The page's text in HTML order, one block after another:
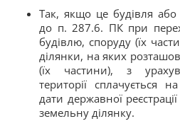
Так, якщо це будівля або
до п. 287.6. ПК при
будівлю, споруду (їх
ділянки, на яких
(їх частини), з
території сплачується
дати державної
земельну ділянку.